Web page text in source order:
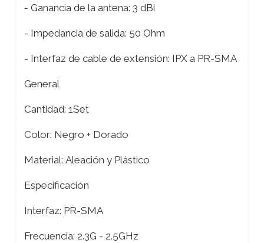
- Ganancia de la antena: 3 dBi
- Impedancia de salida: 50 Ohm
- Interfaz de cable de extensión: IPX a PR-SMA
General
Cantidad: 1Set
Color: Negro + Dorado
Material: Aleación y Plástico
Especificación
Interfaz: PR-SMA
Frecuencia: 2.3G - 2.5GHz